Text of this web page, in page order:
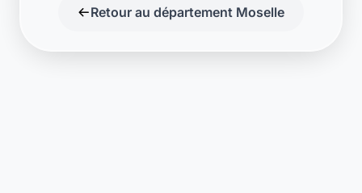
Retour au département Moselle